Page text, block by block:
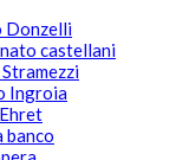
Donzelli
castellani
Ingroia
banco